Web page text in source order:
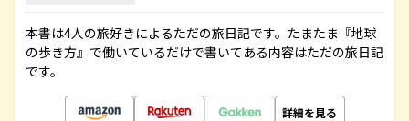
本書は4人の旅好きによるただの旅日記です。たまたま『地球
の歩き方』で働いているだけで書いてある内容はただの旅日記
です。
詳細を見る